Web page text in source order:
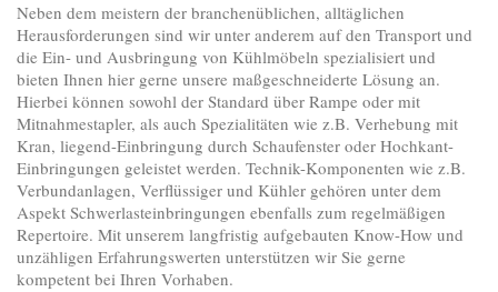
Neben dem meistern der branchenüblichen, alltäglichen
Herausforderungen sind wir unter anderem auf den Transport und
die Ein- und Ausbringung von Kühlmöbeln spezialisiert und
bieten Ihnen hier gerne unsere maßgeschneiderte Lösung an.
Hierbei können sowohl der Standard über Rampe oder mit
Mitnahmestapler, als auch Spezialitäten wie z.B. Verhebung mit
Kran, liegend-Einbringung durch Schaufenster oder Hochkant-
Einbringungen geleistet werden. Technik-Komponenten wie z.B.
Verbundanlagen, Verflüssiger und Kühler gehören unter dem
Aspekt Schwerlasteinbringungen ebenfalls zum regelmäßigen
Repertoire. Mit unserem langfristig aufgebauten Know-How und
unzähligen Erfahrungswerten unterstützen wir Sie gerne
kompetent bei Ihren Vorhaben.